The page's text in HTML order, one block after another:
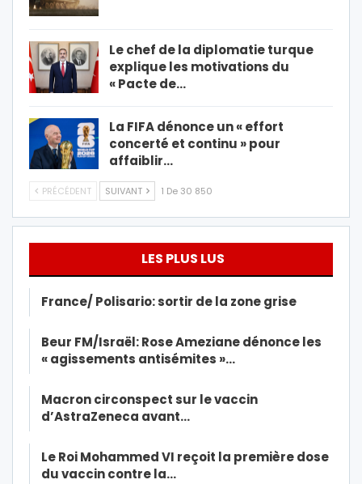
Le chef de la diplomatie turque
explique les motivations du
« Pacte de…
La FIFA dénonce un « effort
concerté et continu » pour
affaiblir…
PRÉCÉDENT SUIVANT 1 De 30 850
LES PLUS LUS
France/ Polisario: sortir de la zone grise
Beur FM/Israël: Rose Ameziane dénonce les
« agissements antisémites »…
Macron circonspect sur le vaccin
d’AstraZeneca avant…
Le Roi Mohammed VI reçoit la première dose
du vaccin contre la…